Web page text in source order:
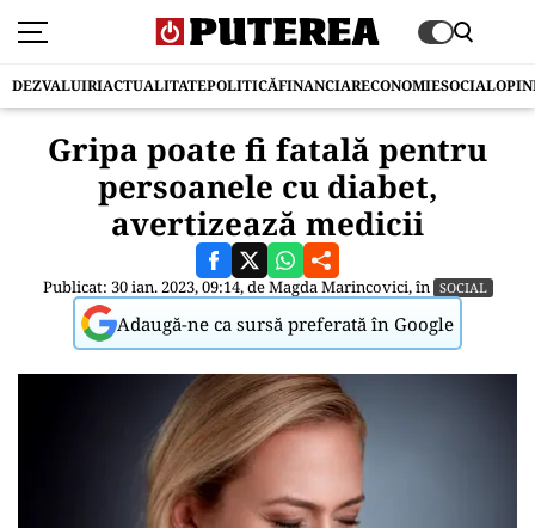
DEZVALUIRIACTUALITATEPOLITICĂFINANCIARECONOMIESOCIAL
Gripa poate fi fatală pentru
persoanele cu diabet,
avertizează medicii
Publicat: 30 ian. 2023, 09:14, deMagda Marincovici, în SOCIAL
Adaugă-ne ca sursă preferată în Google